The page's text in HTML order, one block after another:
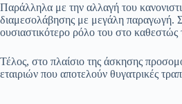
Παράλληλα με την αλλαγή του
διαμεσολάβησης με μεγάλη παραγωγή.
ουσιαστικότερο ρόλο του στο καθεστώς
Τέλος, στο πλαίσιο της άσκησης
εταιριών που αποτελούν θυγατρικές